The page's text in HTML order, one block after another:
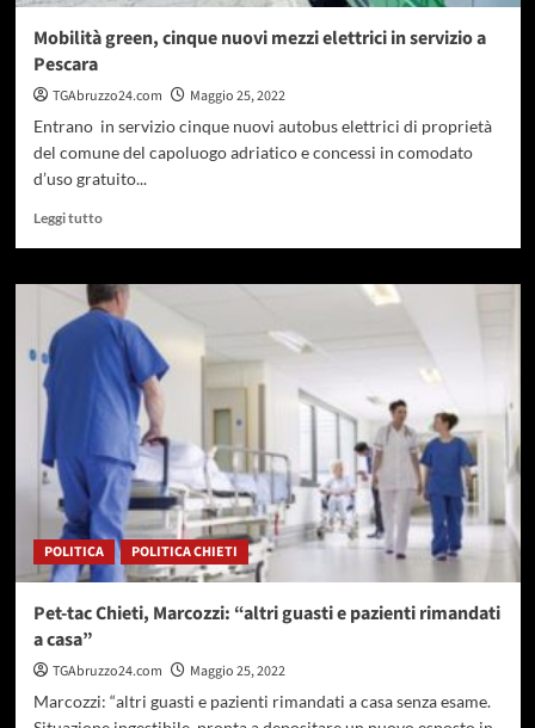
Mobilità green, cinque nuovi mezzi elettrici in servizio a
Pescara
TGAbruzzo24.com
Maggio 25, 2022
Entrano in servizio cinque nuovi autobus elettrici di proprietà
del comune del capoluogo adriatico e concessi in comodato
d’uso gratuito...
Leggi tuttoLeggi
su
Mobilità
green,
cinque
nuovi
mezzi
elettrici
servizio
a
Pescara
POLITICA POLITICA CHIETI
Pet-tac Chieti, Marcozzi: “altri guasti e pazienti rimandati
a casa”
TGAbruzzo24.com
Maggio 25, 2022
Marcozzi: “altri guasti e pazienti rimandati a casa senza esame.